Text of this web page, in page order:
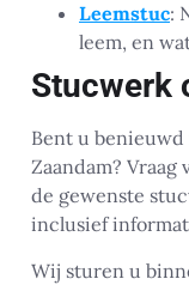
Leemstuc:
leem, en
Stucwerk
Bent u
Zaandam?
de gewenste
inclusief
Wij sturen u